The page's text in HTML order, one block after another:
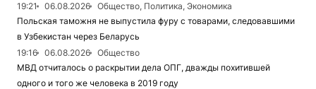
19:21
06.08.2026
Общество, Политика, Экономика
Польская таможня не выпустила фуру с товарами, следовавшими
в Узбекистан через Беларусь
19:16
06.08.2026
Общество
МВД отчиталось о раскрытии дела ОПГ, дважды похитившей
одного и того же человека в 2019 году